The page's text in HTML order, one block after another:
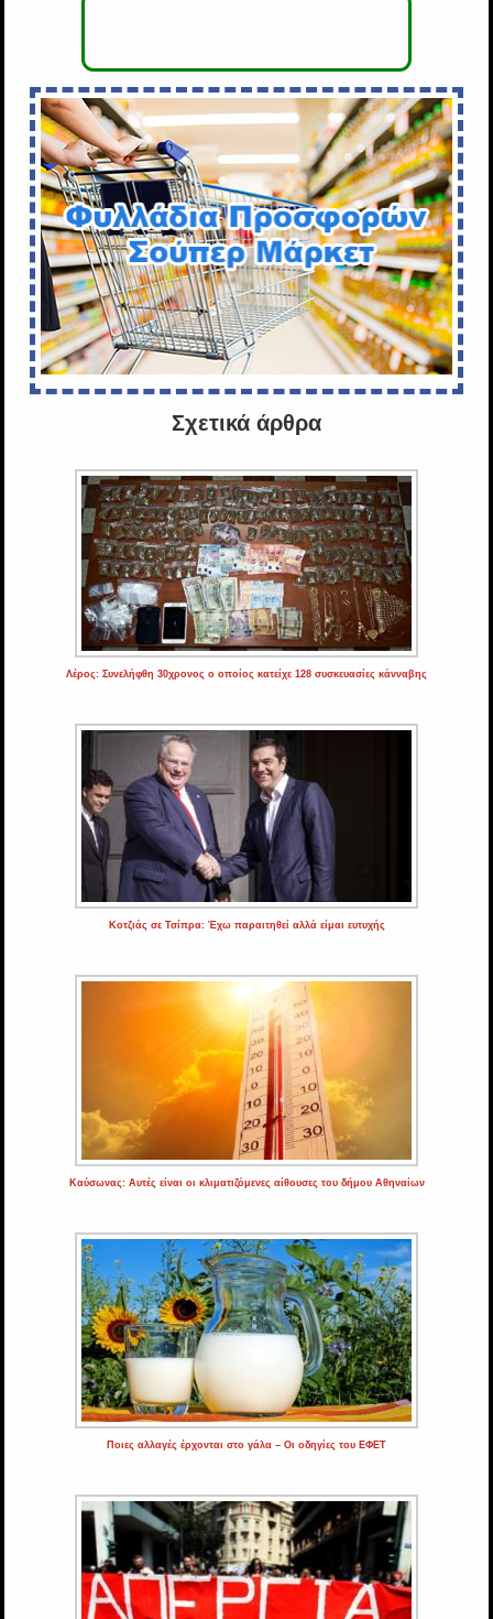
Σχετικά άρθρα
Λέρος: Συνελήφθη 30χρονος ο οποίος κατείχε 128 συσκευασίες κάνναβης
Κοτζιάς σε Τσίπρα: Έχω παραιτηθεί αλλά είμαι ευτυχής
Καύσωνας: Αυτές είναι οι κλιματιζόμενες αίθουσες του δήμου Αθηναίων
Ποιες αλλαγές έρχονται στο γάλα – Οι οδηγίες του ΕΦΕΤ